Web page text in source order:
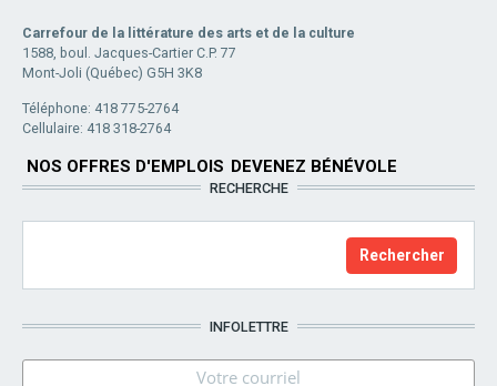
Carrefour de la littérature des arts et de la culture
1588, boul. Jacques-Cartier C.P. 77
Mont-Joli (Québec) G5H 3K8
Téléphone: 418 775-2764
Cellulaire: 418 318-2764
NOS OFFRES D'EMPLOIS DEVENEZ BÉNÉVOLE
RECHERCHE
INFOLETTRE